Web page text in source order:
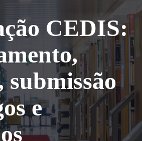
CEDIS:
submissão
e